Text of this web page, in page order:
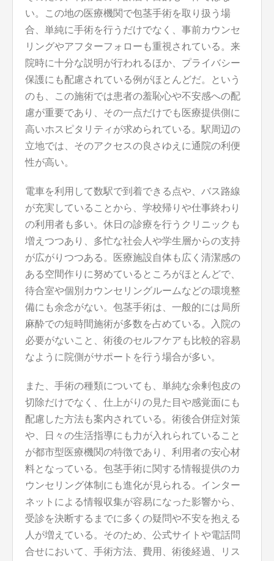
い。この地の医療機関で包茎手術を取り扱う場
合、単純に手術を行うだけでなく、事前カウンセ
リングやアフターフォローも重視されている。来
院時に十分な説明が行われるほか、プライバシー
保護にも配慮されている例がほとんどだ。という
のも、この施術では患者の羞恥心や不安感への配
慮が重要であり、その一点だけでも医療提供側に
高いホスピタリティが求められている。駅周辺の
立地では、そのアクセスの良さゆえに通院の利便
性が高い。
電車を利用して数駅で到着できる点や、バス路線
が充実していることから、学校帰りや仕事終わり
の利用者も多い。休日の診療を行うクリニックも
増えつつあり、多忙な社会人や学生層からの支持
が広がりつつある。医療施設自体も広く清潔感の
ある空間作りに努めているところがほとんどで、
待合室や個別カウンセリングルームなどの環境整
備にも余念がない。包茎手術は、一般的には局所
麻酔での短時間施術が多数を占めている。入院の
必要がないこと、術後のセルフケアも比較的容易
なように院側がサポートを行う場合が多い。
また、手術の種類についても、単純な余剰包皮の
切除だけでなく、仕上がりの見た目や感覚面にも
配慮した方法も案内されている。術後合併症対策
や、日々の生活指導にも力が入れられていること
が都市型医療機関の特徴であり、利用者の安心材
料となっている。包茎手術に関する情報提供のカ
ウンセリング体制にも進化が見られる。インター
ネットによる情報収集が容易になった影響から、
受診を決断するまでに多くの疑問や不安を抱える
人が増えている。そのため、公式サイトや電話問
合せにおいて、手術方法、費用、術後経過、リス